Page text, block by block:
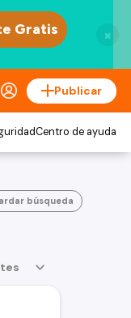
×
Publicar
Centro de ayuda
búsqueda